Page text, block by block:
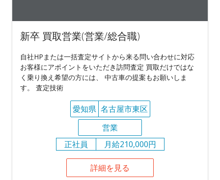
新卒 買取営業(営業/総合職)
自社HPまたは一括査定サイトから来る問い合わせに対応
お客様にアポイントをいただき訪問査定 買取だけではな
く乗り換え希望の方には、 中古車の提案もお願いしま
す。 査定技術
愛知県 名古屋市東区
営業
正社員
月給210,000円
詳細を見る